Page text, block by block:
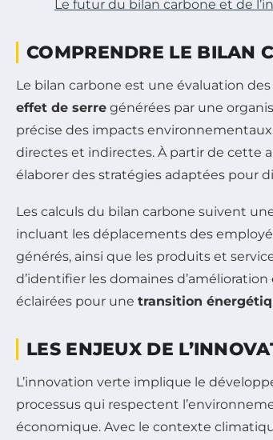
Le futur du bilan carbone et de
COMPRENDRE LE BILAN
Le bilan carbone est une évaluation des
effet de serre générées par une
précise des impacts
directes et indirectes. À partir de cette
élaborer des stratégies adaptées pour
Les calculs du bilan carbone suivent
incluant les déplacements des
générés, ainsi que les produits et
d’identifier les domaines
éclairées pour une transition
LES ENJEUX DE
L’innovation verte implique le
processus qui respectent
économique. Avec le contexte